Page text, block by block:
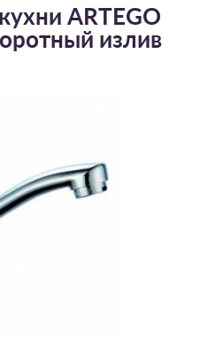
ARTEGO
излив